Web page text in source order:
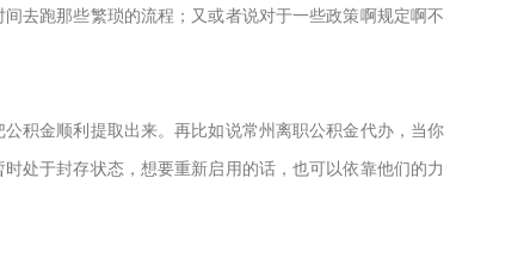
去跑那些繁琐的流程；又或者说对于一些政策啊规定啊不
积金顺利提取出来。再比如说常州离职公积金代办，当你
处于封存状态，想要重新启用的话，也可以依靠他们的力